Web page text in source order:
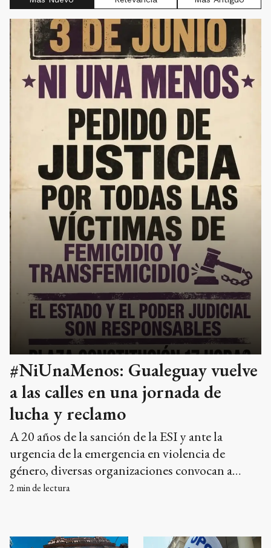
#NiUnaMenos: Gualeguay vuelve
a las calles en una jornada de
lucha y reclamo
A 20 años de la sanción de la ESI y ante la
urgencia de la emergencia en violencia de
género, diversas organizaciones convocan a
concentrarse hoy a las 16:30 en Plaza
2 min de lectura